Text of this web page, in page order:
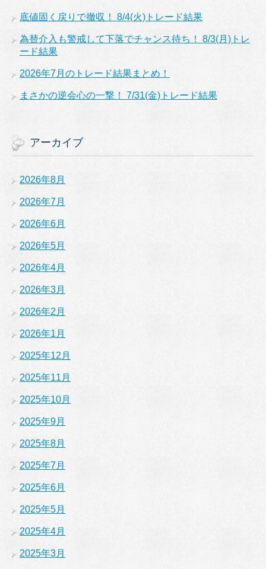
底値固く戻りで撤収！ 8/4(火)トレード結果
為替介入も警戒して下落でチャンス待ち！ 8/3(月)トレ
ード結果
2026年7月のトレード結果まとめ！
まさかの逆会心の一撃！ 7/31(金)トレード結果
アーカイブ
2026年8月
2026年7月
2026年6月
2026年5月
2026年4月
2026年3月
2026年2月
2026年1月
2025年12月
2025年11月
2025年10月
2025年9月
2025年8月
2025年7月
2025年6月
2025年5月
2025年4月
2025年3月